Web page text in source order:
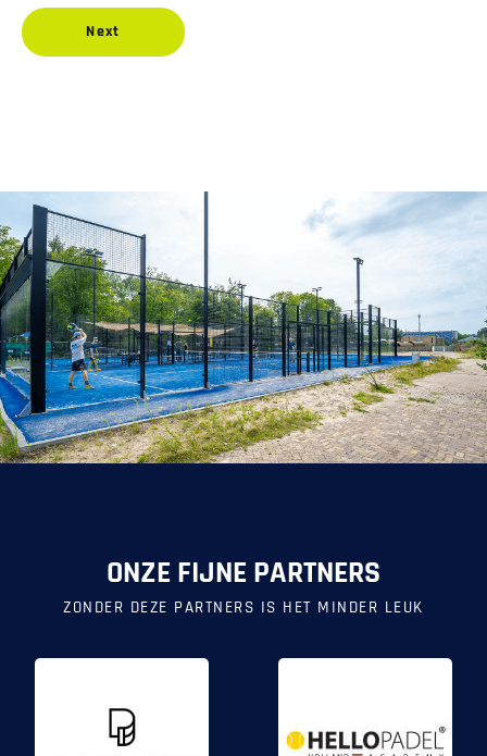
Next
ONZE FIJNE PARTNERS
ZONDER DEZE PARTNERS IS HET MINDER LEUK